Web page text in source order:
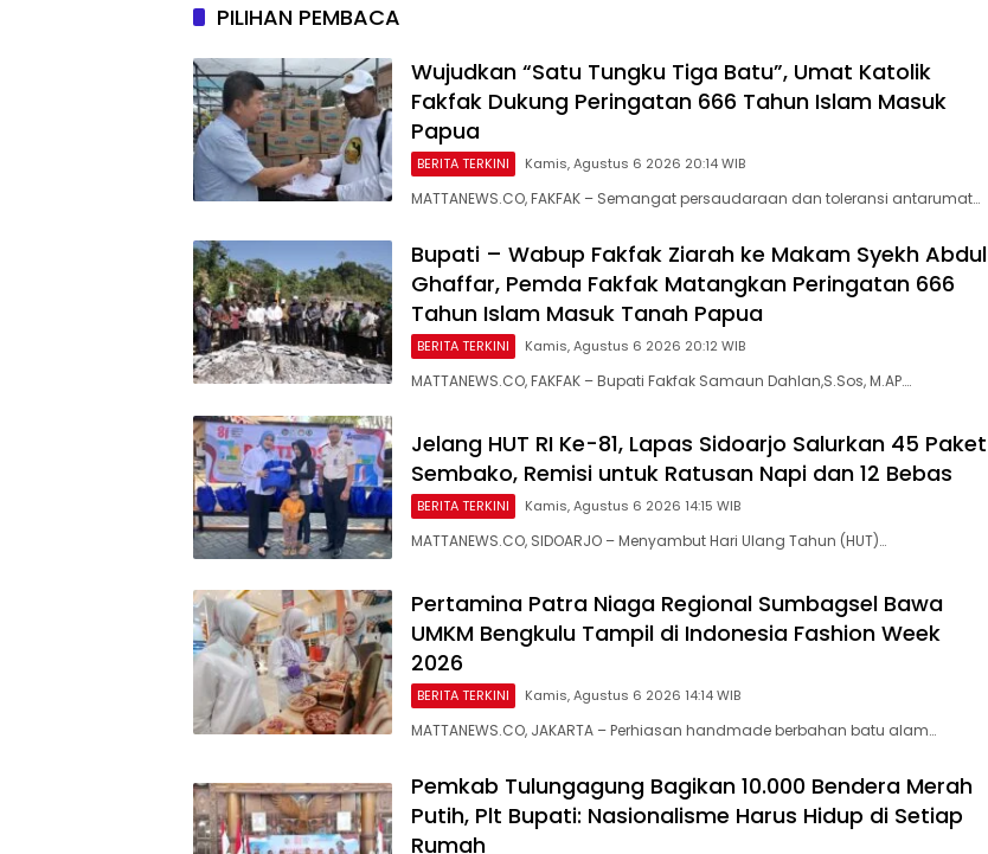
PILIHAN PEMBACA
Wujudkan “Satu Tungku Tiga Batu”, Umat Katolik
Fakfak Dukung Peringatan 666 Tahun Islam Masuk
Papua
BERITA TERKINI Kamis, Agustus 6 2026 20:14 WIB
MATTANEWS.CO, FAKFAK – Semangat persaudaraan dan toleransi antarumat…
Bupati – Wabup Fakfak Ziarah ke Makam Syekh Abdul
Ghaffar, Pemda Fakfak Matangkan Peringatan 666
Tahun Islam Masuk Tanah Papua
BERITA TERKINI Kamis, Agustus 6 2026 20:12 WIB
MATTANEWS.CO, FAKFAK – Bupati Fakfak Samaun Dahlan,S.Sos, M.AP….
Jelang HUT RI Ke-81, Lapas Sidoarjo Salurkan 45 Paket
Sembako, Remisi untuk Ratusan Napi dan 12 Bebas
BERITA TERKINI Kamis, Agustus 6 2026 14:15 WIB
MATTANEWS.CO, SIDOARJO – Menyambut Hari Ulang Tahun (HUT)…
Pertamina Patra Niaga Regional Sumbagsel Bawa
UMKM Bengkulu Tampil di Indonesia Fashion Week
2026
BERITA TERKINI Kamis, Agustus 6 2026 14:14 WIB
MATTANEWS.CO, JAKARTA – Perhiasan handmade berbahan batu alam…
Pemkab Tulungagung Bagikan 10.000 Bendera Merah
Putih, Plt Bupati: Nasionalisme Harus Hidup di Setiap
Rumah